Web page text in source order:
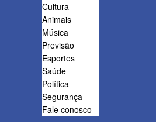
Cultura
Animais
Música
Previsão
Esportes
Saúde
Política
Segurança
Fale conosco